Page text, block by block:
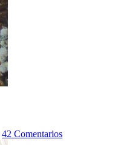
42 Comentarios